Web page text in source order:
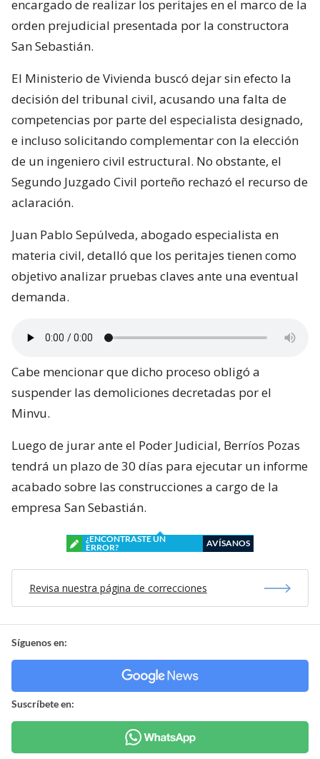
encargado de realizar los peritajes en el marco de la
orden prejudicial presentada por la constructora
San Sebastián.
El Ministerio de Vivienda buscó dejar sin efecto la
decisión del tribunal civil, acusando una falta de
competencias por parte del especialista designado,
e incluso solicitando complementar con la elección
de un ingeniero civil estructural. No obstante, el
Segundo Juzgado Civil porteño rechazó el recurso de
aclaración.
Juan Pablo Sepúlveda, abogado especialista en
materia civil, detalló que los peritajes tienen como
objetivo analizar pruebas claves ante una eventual
demanda.
Cabe mencionar que dicho proceso obligó a
suspender las demoliciones decretadas por el
Minvu.
Luego de jurar ante el Poder Judicial, Berríos Pozas
tendrá un plazo de 30 días para ejecutar un informe
acabado sobre las construcciones a cargo de la
empresa San Sebastián.
¿ENCONTRASTE UN
ERROR?
AVÍSANOS
Revisa nuestra página de correcciones
Síguenos en:
Suscríbete en: